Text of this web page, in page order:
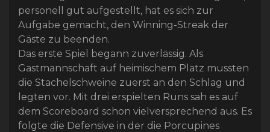
personell gut aufgestellt, hat es sich zur
Aufgabe gemacht, den Winning-Streak der
Gäste zu beenden.
Das erste Spiel begann zuverlässig. Als
Gastmannschaft auf heimischem Platz mussten
die Stachelschweine zuerst an den Schlag und
legten vor. Mit drei erspielten Runs sah es auf
dem Scoreboard schon vielversprechend aus. Es
folgte die Defensive in der die Porcupines